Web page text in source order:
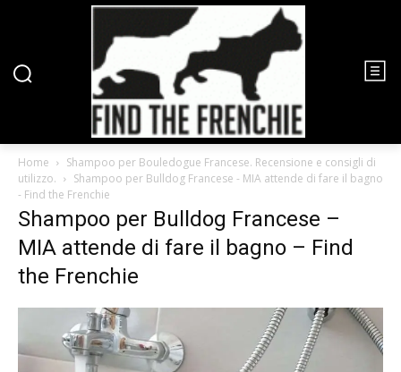
Home
Shampoo per Bouledogue Francese. Recensione e consigli di
utilizzo.
Shampoo per Bulldog Francese - MIA attende di fare il bagno
- Find the Frenchie
Shampoo per Bulldog Francese –
MIA attende di fare il bagno – Find
the Frenchie